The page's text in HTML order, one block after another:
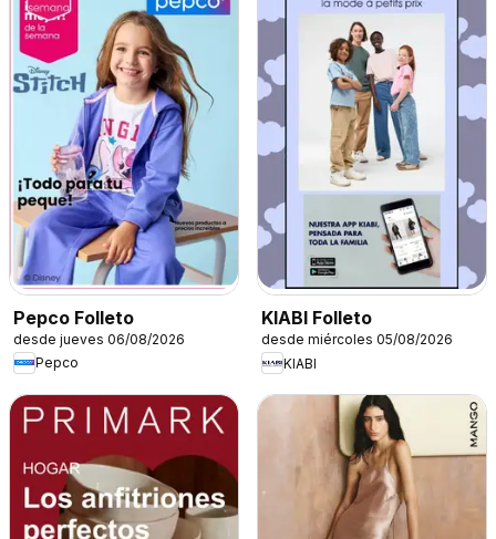
Pepco Folleto
desde jueves 06/08/2026
Pepco
KIABI Folleto
desde miércoles 05/08/2026
KIABI